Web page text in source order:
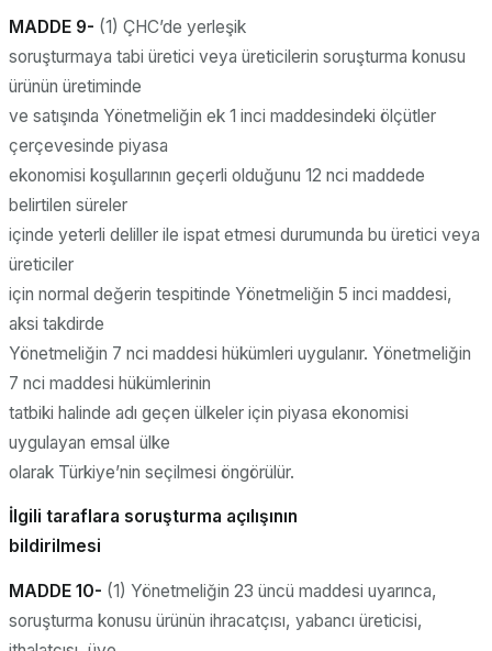
MADDE 9- (1) ÇHC’de yerleşik
soruşturmaya tabi üretici veya üreticilerin soruşturma konusu
ürünün üretiminde
ve satışında Yönetmeliğin ek 1 inci maddesindeki ölçütler
çerçevesinde piyasa
ekonomisi koşullarının geçerli olduğunu 12 nci maddede
belirtilen süreler
içinde yeterli deliller ile ispat etmesi durumunda bu üretici veya
üreticiler
için normal değerin tespitinde Yönetmeliğin 5 inci maddesi,
aksi takdirde
Yönetmeliğin 7 nci maddesi hükümleri uygulanır. Yönetmeliğin
7 nci maddesi hükümlerinin
tatbiki halinde adı geçen ülkeler için piyasa ekonomisi
uygulayan emsal ülke
olarak Türkiye’nin seçilmesi öngörülür.
İlgili taraflara soruşturma açılışının
bildirilmesi
MADDE 10- (1) Yönetmeliğin 23 üncü maddesi uyarınca,
soruşturma konusu ürünün ihracatçısı, yabancı üreticisi,